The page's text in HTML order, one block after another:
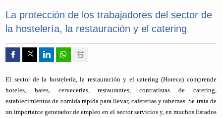
La protección de los trabajadores del sector de
la hostelería, la restauración y el catering
Compartir por Facebook
Compartir por Twitter
Compartir por Linkedin
Compartir por whatsapp
Imprimir
El sector de la hostelería, la restauración y el catering (Horeca) comprende
hoteles, bares, cervecerías, restaurantes, contratistas de catering,
establecimientos de comida rápida para llevar, cafeterías y tabernas. Se trata de
un importante generador de empleo en el sector servicios y, en muchos Estados